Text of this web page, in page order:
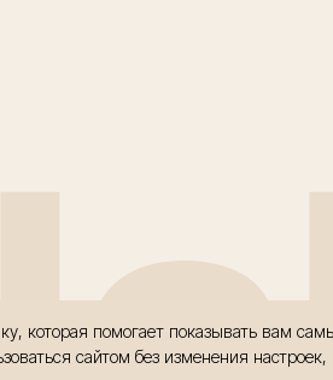
которая помогает показывать вам
сайтом без изменения